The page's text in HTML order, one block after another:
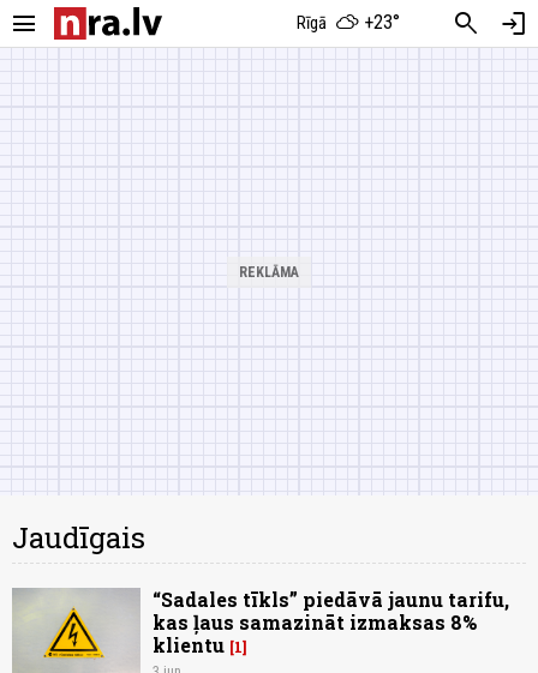
menu Rīgā +23° search login
Jaudīgais
“Sadales tīkls” piedāvā jaunu tarifu,
kas ļaus samazināt izmaksas 8%
klientu 1